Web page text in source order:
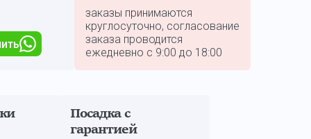
заказы принимаются
круглосуточно, согласование
заказа проводится
ежедневно с 9:00 до 18:00
Посадка с
гарантией